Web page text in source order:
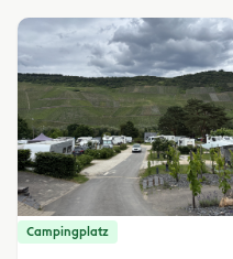
Campingplatz